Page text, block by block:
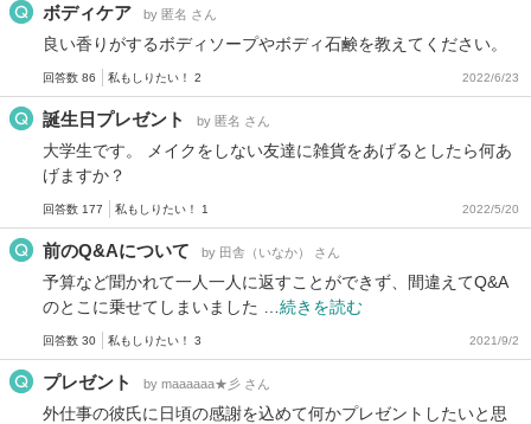
ボディケア by 匿名 さん
良い香りがするボディソープやボディ石鹸を教えてください。
回答数 86 私もしりたい！ 2 2022/6/23
誕生日プレゼント by 匿名 さん
大学生です。 メイクをしない友達に雑貨をあげるとしたら何あ
げますか？
回答数 177 私もしりたい！ 1 2022/5/20
前のQ&Aについて by 田舎（いなか） さん
予算など聞かれて一人一人に返すことができず、間違えてQ&A
のとこに乗せてしまいました … 続きを読む
回答数 30 私もしりたい！ 3 2021/9/2
プレゼント by maaaaaa★彡 さん
外仕事の彼氏に日頃の感謝を込めて何かプレゼントしたいと思